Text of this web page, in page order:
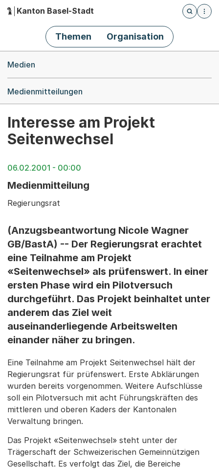
Hauptnavigation
Kanton Basel-Stadt
Öffnet
Themen Organisation
Medien
Medienmitteilungen
Interesse am Projekt
Seitenwechsel
06.02.2001 - 00:00
Medienmitteilung
Regierungsrat
(Anzugsbeantwortung Nicole Wagner
GB/BastA) -- Der Regierungsrat erachtet
eine Teilnahme am Projekt
«Seitenwechsel» als prüfenswert. In einer
ersten Phase wird ein Pilotversuch
durchgeführt. Das Projekt beinhaltet unter
anderem das Ziel weit
auseinanderliegende Arbeitswelten
einander näher zu bringen.
Eine Teilnahme am Projekt Seitenwechsel hält der
Regierungsrat für prüfenswert. Erste Abklärungen
wurden bereits vorgenommen. Weitere Aufschlüsse
soll ein Pilotversuch mit acht Führungskräften des
mittleren und oberen Kaders der Kantonalen
Verwaltung bringen.
Das Projekt «Seitenwechsel» steht unter der
Trägerschaft der Schweizerischen Gemeinnützigen
Gesellschaft. Es verfolgt das Ziel, die Bereiche